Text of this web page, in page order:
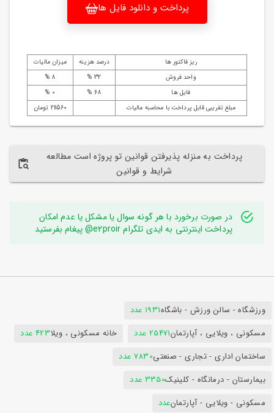
پرداخت و دانلود فایل ها
ریز فاکتور ها درصد هزینه
میزان مالیات
واحد فروش
32 %
8 %
فایل ها
68 %
0 %
مبلغ تقریبی قابل پرداخت با محاسبه مالیات
211560 تومان
پرداخت به منزله پذیرفتن قوانین تو پروژه است مطالعه
شرایط و قوانین
در صورت برخورد با هر گونه سوال یا مشکل یا عدم امکان
پرداخت اینترنتی به ایدی تلگرام e2proir@ پیغام بفرستید
ورزشگاه - سالن ورزش - باشگاه1931 عدد
مسکونی ، ویلایی ، آپارتمان25471 عدد خانه مسکونی ، ویلا423 عدد
ساختمان اداری - تجاری - صنعتی7830 عدد
بیمارستان - درمانگاه - کلینیک3350 عدد
مسکونی - ویلایی - آپارتمانعدد